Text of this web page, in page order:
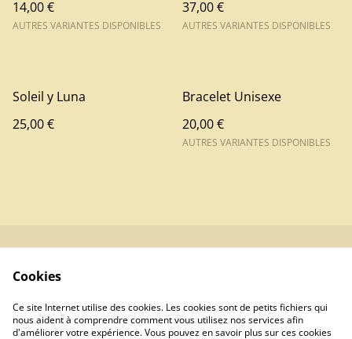
14,00 €
AUTRES VARIANTES DISPONIBLES
37,00 €
AUTRES VARIANTES DISPONIBLES
Soleil y Luna
25,00 €
Bracelet Unisexe
20,00 €
AUTRES VARIANTES DISPONIBLES
confidentialité
Newsletters
Cookies
Ce site Internet utilise des cookies. Les cookies sont de petits fichiers qui
nous aident à comprendre comment vous utilisez nos services afin
d'améliorer votre expérience. Vous pouvez en savoir plus sur ces cookies